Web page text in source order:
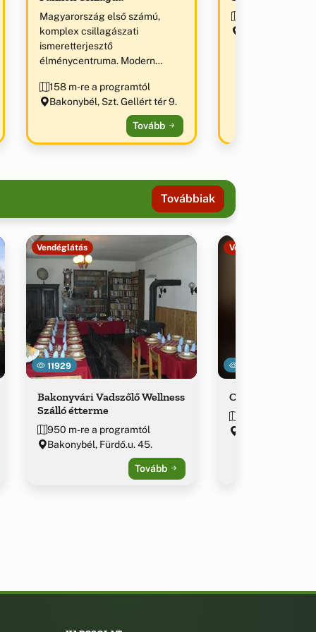
Magyarország első számú,
komplex csillagászati
ismeretterjesztő
élménycentruma. Modern
show, interaktív űrkutatási és
csillagászati kiállítás. „Az év
látogatóközpontja 2012” díj
158 m-re a programtól
Bakonybél, Szt. Gellért tér 9.
Tovább
Továbbiak
11929
Vendéglátás
Bakonyvári Vadszőlő Wellness
Szálló étterme
950 m-re a programtól
Bakonybél, Fürdő.u. 45.
Tovább
Vendéglátás
Odvaskő Panzió